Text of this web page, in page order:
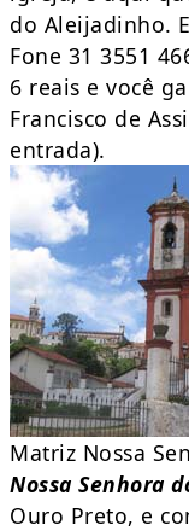
do Aleijadinho.
Fone 31 3551
6 reais e você
Francisco de
entrada).
Matriz Nossa
Nossa Senhora
Ouro Preto, e